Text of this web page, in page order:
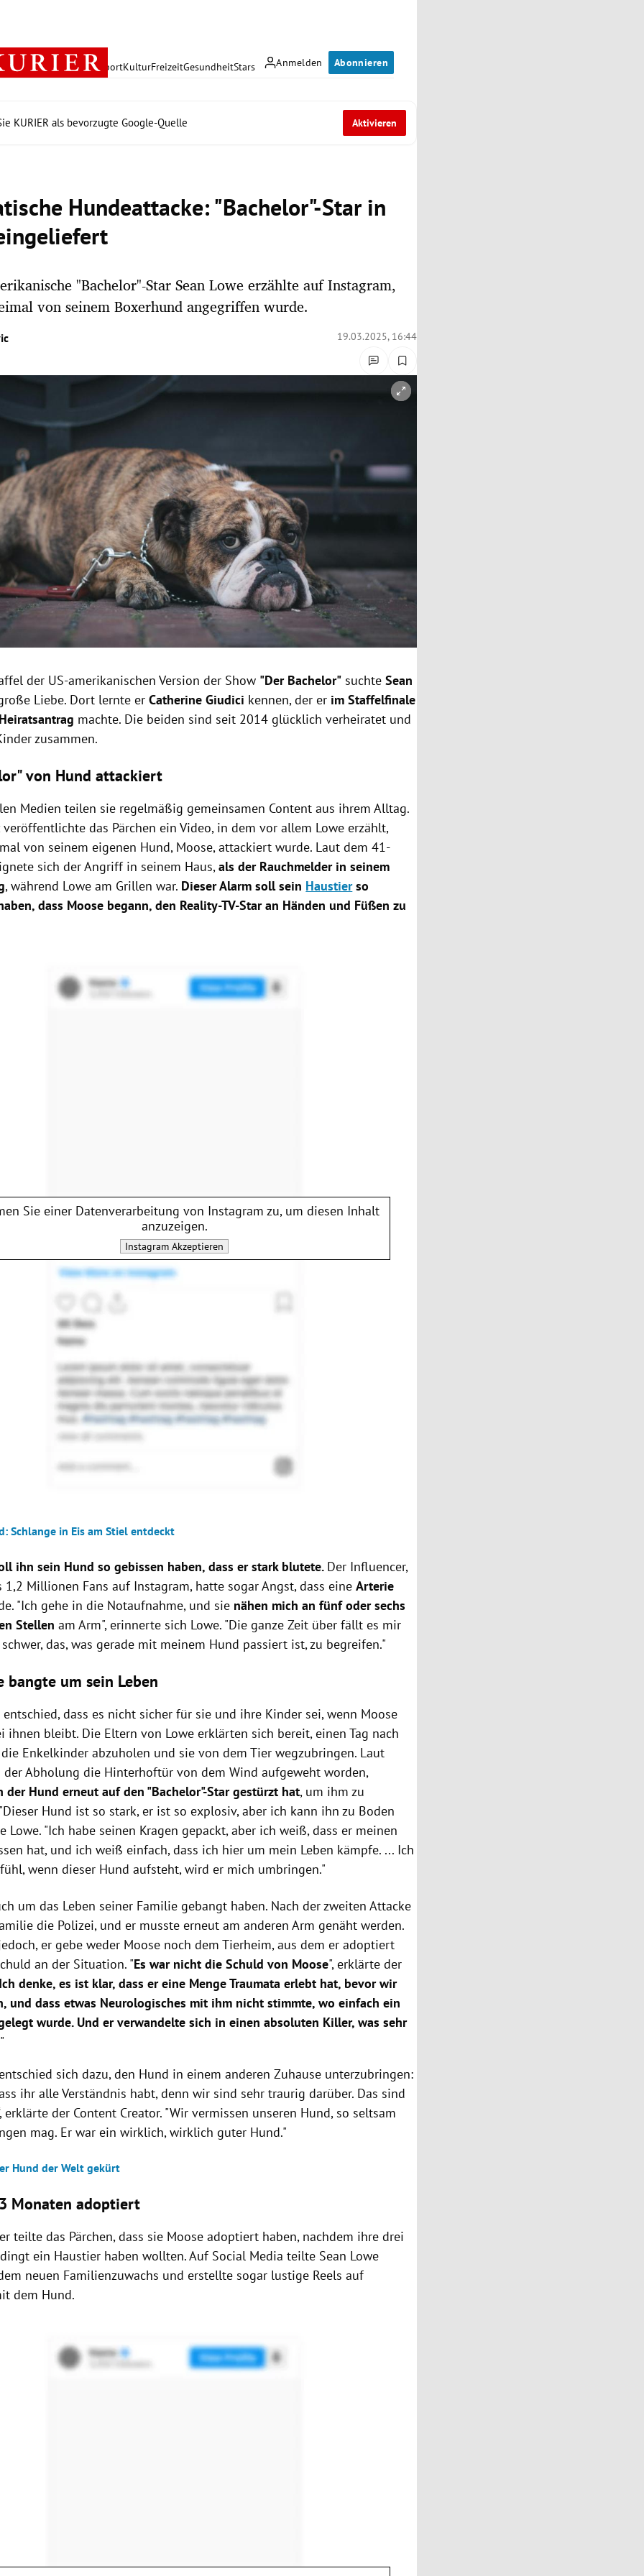
Anmelden Abonnieren
PolitikWirtschaft SportKulturFreizeitGesundheitStars
KURIER als bevorzugte Google-Quelle Aktivieren
Hundeattacke: "Bachelor"-Star in
"Bachelor"-Star Sean Lowe erzählte auf Instagram,
von seinem Boxerhund angegriffen wurde.
19.03.2025, 16:44
öffnen/schließen
der US-amerikanischen Version der Show "Der Bachelor" suchteSean
Liebe. Dort lernte erCatherine Giudici kennen, der er im Staffelfinale
machte. Die beiden sind seit 2014 glücklich verheiratet und
zusammen.
von Hund attackiert
Medien teilen sie regelmäßig gemeinsamen Content aus ihrem Alltag.
veröffentlichte das Pärchen ein Video, in dem vor allem Lowe erzählt,
von seinem eigenen Hund, Moose, attackiert wurde. Laut dem 41-
sich der Angriff in seinem Haus,als der Rauchmelder in seinem
, während Lowe am Grillen war. Dieser Alarm soll sein Haustierso
dass Moose begann, den Reality-TV-Star an Händen und Füßen zu
Sie einer Datenverarbeitung von Instagram zu, um diesen Inhalt
anzuzeigen.
Instagram Akzeptieren
Schlange in Eis am Stiel entdeckt
ihn sein Hund so gebissen haben, dass er stark blutete. Der Influencer,
1,2 Millionen Fans auf Instagram, hatte sogar Angst, dass eineArterie
"Ich gehe in die Notaufnahme, und sie nähen mich an fünf oder sechs
Stellenam Arm", erinnerte sich Lowe. "Die ganze Zeit über fällt es mir
das, was gerade mit meinem Hund passiert ist, zu begreifen."
bangte um sein Leben
entschied, dass es nicht sicher für sie und ihre Kinder sei, wenn Moose
ihnen bleibt. Die Eltern von Lowe erklärten sich bereit, einen Tag nach
Enkelkinder abzuholen und sie von dem Tier wegzubringen. Laut
der Abholung die Hinterhoftür von dem Wind aufgeweht worden,
der Hund erneut auf den "Bachelor"-Star gestürzt hat, um ihm zu
Hund ist so stark, er ist so explosiv, aber ich kann ihn zu Boden
Lowe. "Ich habe seinen Kragen gepackt, aber ich weiß, dass er meinen
hat, und ich weiß einfach, dass ich hier um mein Leben kämpfe. ... Ich
wenn dieser Hund aufsteht, wird er mich umbringen."
um das Leben seiner Familie gebangt haben. Nach der zweiten Attacke
die Polizei, und er musste erneut am anderen Arm genäht werden.
er gebe weder Moose noch dem Tierheim, aus dem er adoptiert
an der Situation. "Es war nicht die Schuld von Moose", erklärte der
Ich denke, es ist klar, dass er eine Menge Traumata erlebt hat, bevor wir
und dass etwas Neurologisches mit ihm nicht stimmte, wo einfach ein
wurde. Und er verwandelte sich in einen absoluten Killer, was sehr
"
sich dazu, den Hund in einem anderen Zuhause unterzubringen:
ihr alle Verständnis habt, denn wir sind sehr traurig darüber. Das sind
erklärte der Content Creator. "Wir vermissen unseren Hund, so seltsam
mag. Er war ein wirklich, wirklich guter Hund."
Hund der Welt gekürt
Monaten adoptiert
teilte das Pärchen, dass sie Moose adoptiert haben, nachdem ihre drei
ein Haustier haben wollten. Auf Social Media teilte Sean Lowe
neuen Familienzuwachs und erstellte sogar lustige Reels auf
dem Hund.